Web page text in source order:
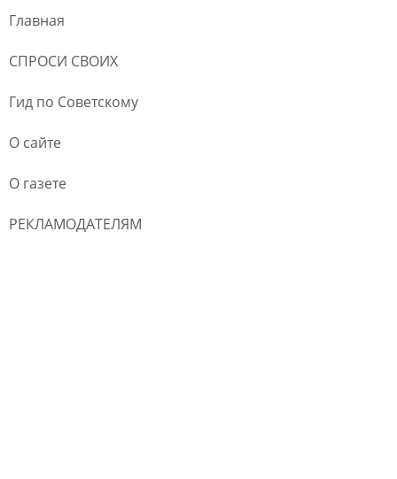
Главная
СПРОСИ СВОИХ
Гид по Советскому
О сайте
О газете
РЕКЛАМОДАТЕЛЯМ